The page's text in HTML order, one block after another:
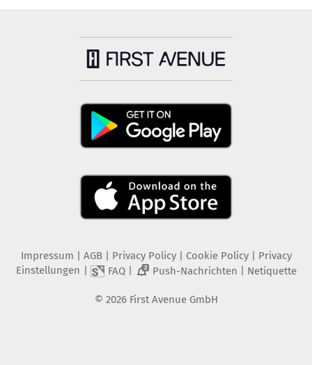
Impressum AGB Privacy Policy| Cookie Policy| Privacy
Einstellungen
FAQ| 2 Push-Nachrichten Netiquette
© 2026 First Avenue GmbH